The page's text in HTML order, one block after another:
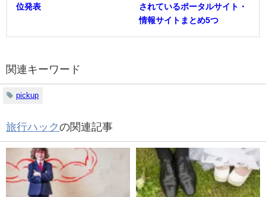
位発表
されているポータルサイト・
情報サイトまとめ5つ
関連キーワード
pickup
旅行ハックの関連記事